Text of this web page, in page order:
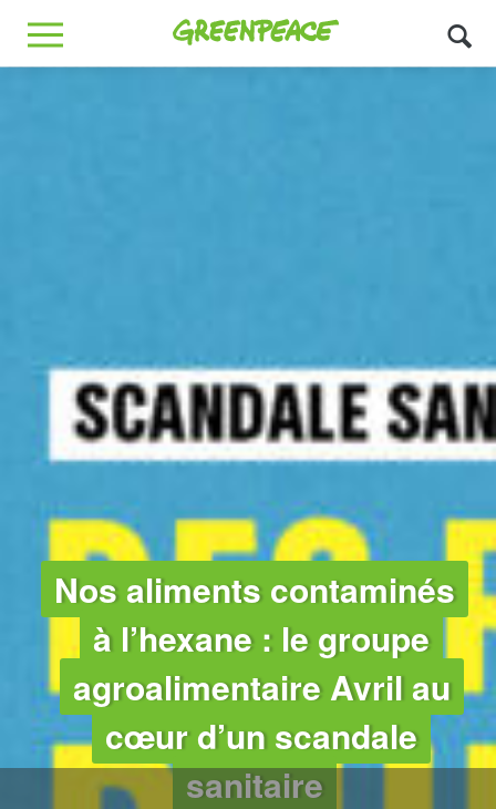
Greenpeace
MENU
Nos aliments contaminés
à l’hexane : le groupe
agroalimentaire Avril au
cœur d’un scandale
sanitaire